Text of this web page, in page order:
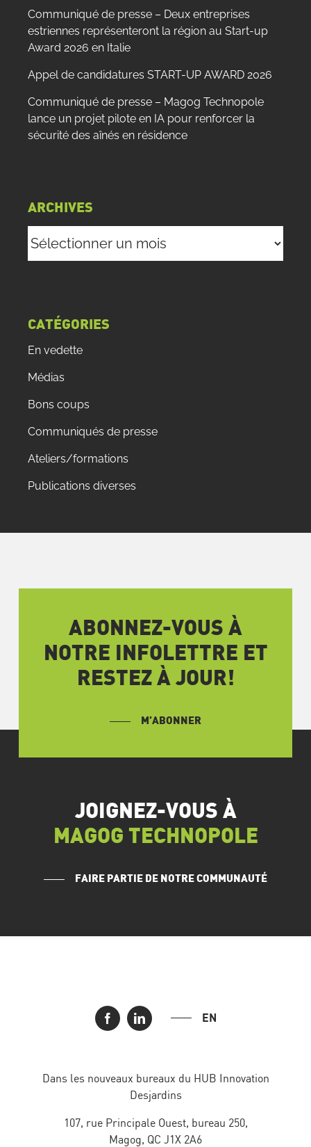
Communiqué de presse – Deux entreprises
estriennes représenteront la région au Start-up
Award 2026 en Italie
Appel de candidatures START-UP AWARD 2026
Communiqué de presse – Magog Technopole
lance un projet pilote en IA pour renforcer la
sécurité des aînés en résidence
ARCHIVES
CATÉGORIES
En vedette
Médias
Bons coups
Communiqués de presse
Ateliers/formations
Publications diverses
ABONNEZ-VOUS À
NOTRE INFOLETTRE ET
RESTEZ À JOUR!
M’ABONNER
JOIGNEZ-VOUS À
MAGOG TECHNOPOLE
FAIRE PARTIE DE NOTRE COMMUNAUTÉ
EN
Dans les nouveaux bureaux du HUB Innovation
Desjardins
107, rue Principale Ouest, bureau 250,
Magog, QC J1X 2A6